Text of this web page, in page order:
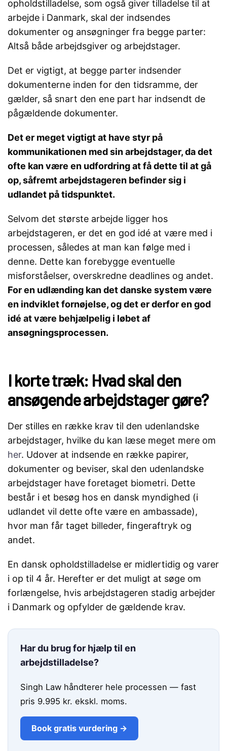
opholdstilladelse, som også giver tilladelse til at
arbejde i Danmark, skal der indsendes
dokumenter og ansøgninger fra begge parter:
Altså både arbejdsgiver og arbejdstager.
Det er vigtigt, at begge parter indsender
dokumenterne inden for den tidsramme, der
gælder, så snart den ene part har indsendt de
pågældende dokumenter.
Det er meget vigtigt at have styr på
kommunikationen med sin arbejdstager, da det
ofte kan være en udfordring at få dette til at gå
op, såfremt arbejdstageren befinder sig i
udlandet på tidspunktet.
Selvom det største arbejde ligger hos
arbejdstageren, er det en god idé at være med i
processen, således at man kan følge med i
denne. Dette kan forebygge eventuelle
misforståelser, overskredne deadlines og andet.
For en udlænding kan det danske system være
en indviklet fornøjelse, og det er derfor en god
idé at være behjælpelig i løbet af
ansøgningsprocessen.
I korte træk: Hvad skal den
ansøgende arbejdstager gøre?
Der stilles en række krav til den udenlandske
arbejdstager, hvilke du kan læse meget mere om
her. Udover at indsende en række papirer,
dokumenter og beviser, skal den udenlandske
arbejdstager have foretaget biometri. Dette
består i et besøg hos en dansk myndighed (i
udlandet vil dette ofte være en ambassade),
hvor man får taget billeder, fingeraftryk og
andet.
En dansk opholdstilladelse er midlertidig og varer
i op til 4 år. Herefter er det muligt at søge om
forlængelse, hvis arbejdstageren stadig arbejder
i Danmark og opfylder de gældende krav.
Har du brug for hjælp til en
arbejdstilladelse?
Singh Law håndterer hele processen — fast
pris 9.995 kr. ekskl. moms.
Book gratis vurdering →